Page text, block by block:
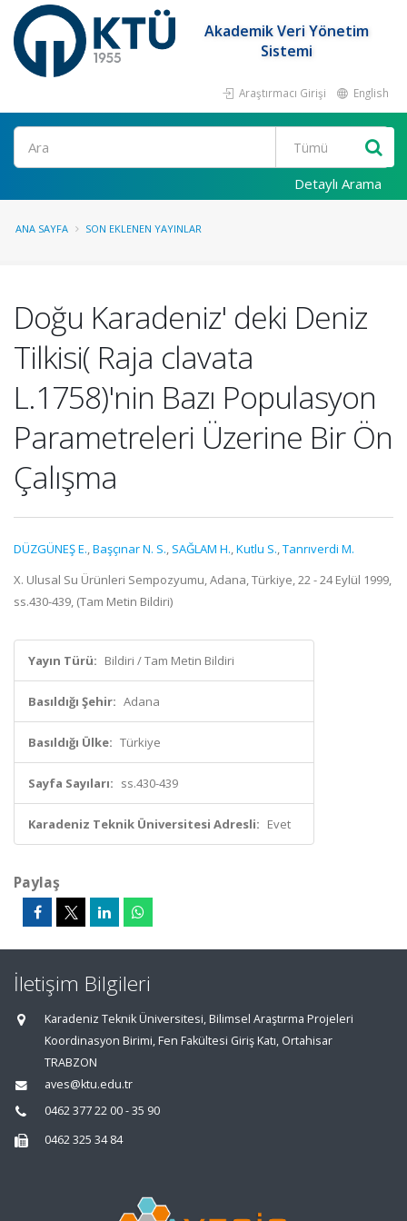
Akademik Veri Yönetim
Sistemi
Araştırmacı Girişi English
Ara
Detaylı Arama
ANA SAYFA SON EKLENEN YAYINLAR
Doğu Karadeniz' deki Deniz
Tilkisi( Raja clavata
L.1758)'nin Bazı Populasyon
Parametreleri Üzerine Bir Ön
Çalışma
DÜZGÜNEŞ E.,Başçınar N. S., SAĞLAM H.,Kutlu S.,Tanrıverdi M.
X. Ulusal Su Ürünleri Sempozyumu, Adana, Türkiye, 22 - 24 Eylül 1999,
ss.430-439, (Tam Metin Bildiri)
Yayın Türü: Bildiri / Tam Metin Bildiri
Basıldığı Şehir: Adana
Basıldığı Ülke: Türkiye
Sayfa Sayıları: ss.430-439
Karadeniz Teknik Üniversitesi Adresli: Evet
Paylaş
İletişim Bilgileri
Karadeniz Teknik Üniversitesi, Bilimsel Araştırma Projeleri
Koordinasyon Birimi, Fen Fakültesi Giriş Katı, Ortahisar
TRABZON
aves@ktu.edu.tr
0462 377 22 00 - 35 90
0462 325 34 84